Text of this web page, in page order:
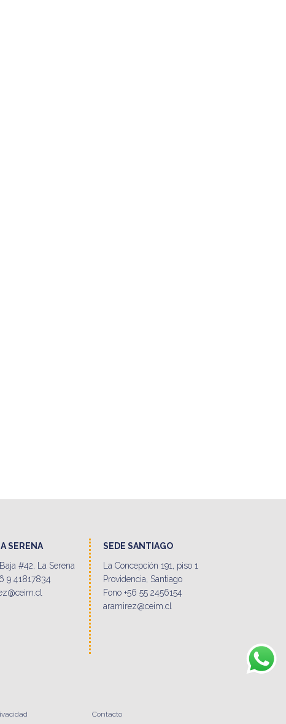
SERENA
#42, La Serena
9 41817834
SEDE SANTIAGO
La Concepción 191, piso 1
Providencia, Santiago
Fono +56 55 2456154
aramirez@ceim.cl
Contacto